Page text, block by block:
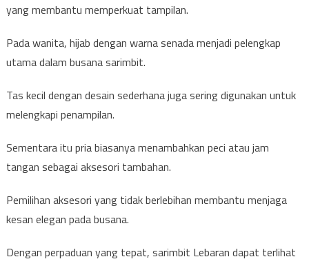
yang membantu memperkuat tampilan.
Pada wanita, hijab dengan warna senada menjadi pelengkap
utama dalam busana sarimbit.
Tas kecil dengan desain sederhana juga sering digunakan untuk
melengkapi penampilan.
Sementara itu pria biasanya menambahkan peci atau jam
tangan sebagai aksesori tambahan.
Pemilihan aksesori yang tidak berlebihan membantu menjaga
kesan elegan pada busana.
Dengan perpaduan yang tepat, sarimbit Lebaran dapat terlihat